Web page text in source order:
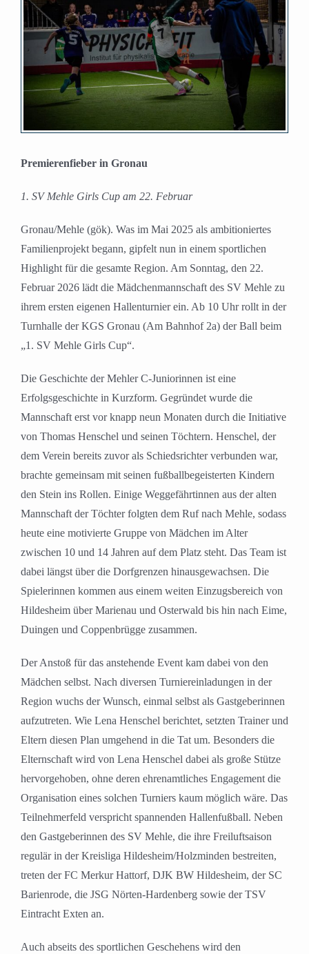
Bild
Premierenfieber in Gronau
1. SV Mehle Girls Cup am 22. Februar
Gronau/Mehle (gök). Was im Mai 2025 als ambitioniertes
Familienprojekt begann, gipfelt nun in einem sportlichen
Highlight für die gesamte Region. Am Sonntag, den 22.
Februar 2026 lädt die Mädchenmannschaft des SV Mehle zu
ihrem ersten eigenen Hallenturnier ein. Ab 10 Uhr rollt in der
Turnhalle der KGS Gronau (Am Bahnhof 2a) der Ball beim
„1. SV Mehle Girls Cup“.
Die Geschichte der Mehler C-Juniorinnen ist eine
Erfolgsgeschichte in Kurzform. Gegründet wurde die
Mannschaft erst vor knapp neun Monaten durch die Initiative
von Thomas Henschel und seinen Töchtern. Henschel, der
dem Verein bereits zuvor als Schiedsrichter verbunden war,
brachte gemeinsam mit seinen fußballbegeisterten Kindern
den Stein ins Rollen. Einige Weggefährtinnen aus der alten
Mannschaft der Töchter folgten dem Ruf nach Mehle, sodass
heute eine motivierte Gruppe von Mädchen im Alter
zwischen 10 und 14 Jahren auf dem Platz steht. Das Team ist
dabei längst über die Dorfgrenzen hinausgewachsen. Die
Spielerinnen kommen aus einem weiten Einzugsbereich von
Hildesheim über Marienau und Osterwald bis hin nach Eime,
Duingen und Coppenbrügge zusammen.
Der Anstoß für das anstehende Event kam dabei von den
Mädchen selbst. Nach diversen Turniereinladungen in der
Region wuchs der Wunsch, einmal selbst als Gastgeberinnen
aufzutreten. Wie Lena Henschel berichtet, setzten Trainer und
Eltern diesen Plan umgehend in die Tat um. Besonders die
Elternschaft wird von Lena Henschel dabei als große Stütze
hervorgehoben, ohne deren ehrenamtliches Engagement die
Organisation eines solchen Turniers kaum möglich wäre. Das
Teilnehmerfeld verspricht spannenden Hallenfußball. Neben
den Gastgeberinnen des SV Mehle, die ihre Freiluftsaison
regulär in der Kreisliga Hildesheim/Holzminden bestreiten,
treten der FC Merkur Hattorf, DJK BW Hildesheim, der SC
Barienrode, die JSG Nörten-Hardenberg sowie der TSV
Eintracht Exten an.
Auch abseits des sportlichen Geschehens wird den